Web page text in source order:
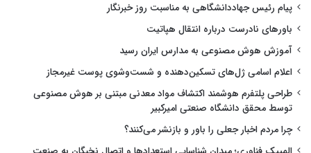
پیام رئیس جهاددانشگاهی به مناسبت روز خبرنگار
باورهای نادرست درباره انتقال هپاتیت
آموزش هوش مصنوعی به مدارس ایران رسید
اعلام اسامی ژل‌های تسکین‌دهنده و شست‌وشوی پوست غیرمجاز
طراحی پلتفرم هوشمند اکتشاف مواد معدنی مبتنی بر هوش مصنوعی
توسط محقق دانشگاه صنعتی امیرکبیر
چرا مردم اخبار جعلی را باور و بازنشر می‌کنند؟